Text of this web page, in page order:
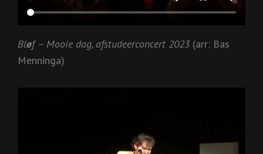
Bløf – Mooie dag, afstudeerconcert 2023(arr: Bas
Menninga)